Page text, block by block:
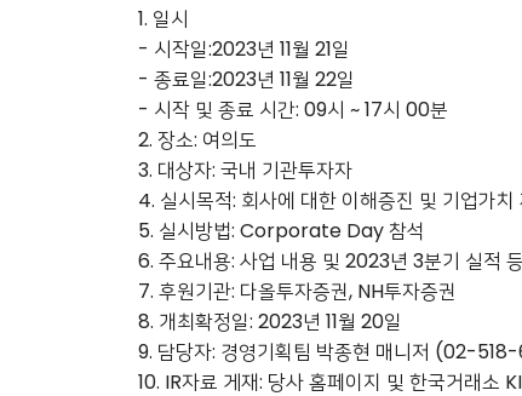
1. 일시
- 시작일:2023년 11월 21일
- 종료일:2023년 11월 22일
- 시작 및 종료 시간: 09시 ~ 17시 00분
2. 장소: 여의도
3. 대상자: 국내 기관투자자
4. 실시목적: 회사에 대한 이해증진 및 기업가치
5. 실시방법: Corporate Day 참석
6. 주요내용: 사업 내용 및 2023년 3분기 실적
7. 후원기관: 다올투자증권, NH투자증권
8. 개최확정일: 2023년 11월 20일
9. 담당자: 경영기획팀 박종현 매니저 (02-
10. IR자료 게재: 당사 홈페이지 및 한국거래